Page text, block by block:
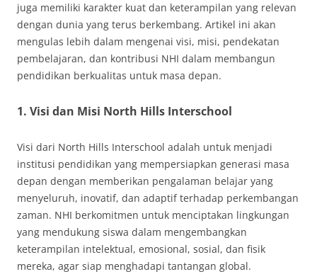
juga memiliki karakter kuat dan keterampilan yang relevan
dengan dunia yang terus berkembang. Artikel ini akan
mengulas lebih dalam mengenai visi, misi, pendekatan
pembelajaran, dan kontribusi NHI dalam membangun
pendidikan berkualitas untuk masa depan.
1. Visi dan Misi North Hills Interschool
Visi dari North Hills Interschool adalah untuk menjadi
institusi pendidikan yang mempersiapkan generasi masa
depan dengan memberikan pengalaman belajar yang
menyeluruh, inovatif, dan adaptif terhadap perkembangan
zaman. NHI berkomitmen untuk menciptakan lingkungan
yang mendukung siswa dalam mengembangkan
keterampilan intelektual, emosional, sosial, dan fisik
mereka, agar siap menghadapi tantangan global.